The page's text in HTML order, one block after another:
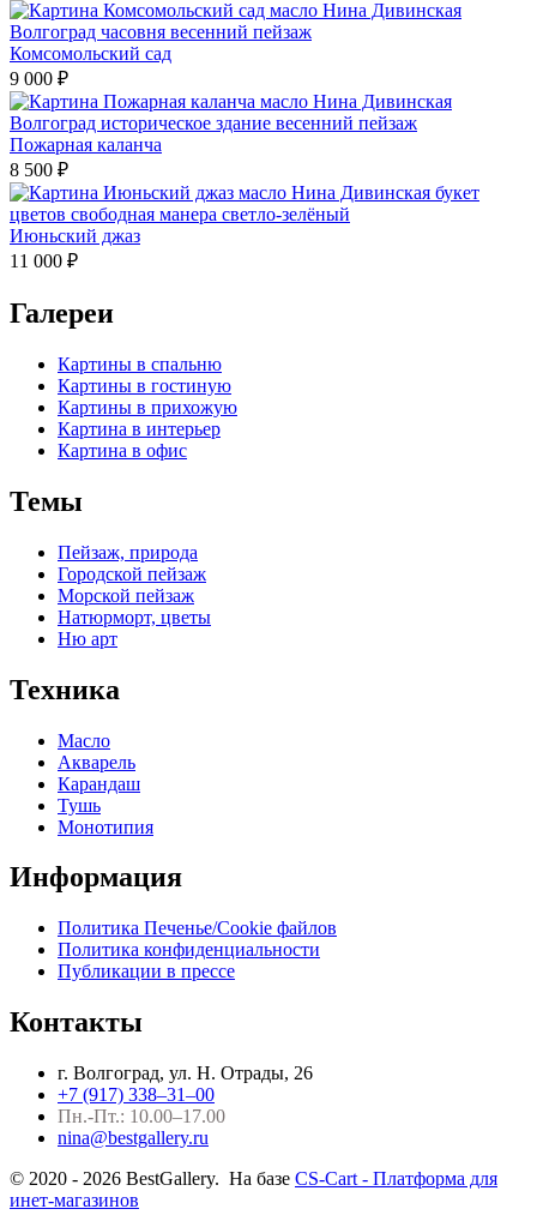
Комсомольский сад
9 000 ₽
Пожарная каланча
8 500 ₽
Июньский джаз
11 000 ₽
Галереи
Картины в спальню
Картины в гостиную
Картины в прихожую
Картина в интерьер
Картина в офис
Темы
Пейзаж, природа
Городской пейзаж
Морской пейзаж
Натюрморт, цветы
Ню арт
Техника
Масло
Акварель
Карандаш
Тушь
Монотипия
Информация
Политика Печенье/Cookie файлов
Политика конфиденциальности
Публикации в прессе
Контакты
г. Волгоград, ул. Н. Отрады, 26
+7 (917) 338–31–00
Пн.-Пт.: 10.00–17.00
nina@bestgallery.ru
© 2020 - 2026 BestGallery. На базе CS-Cart - Платформа для
инет-магазинов